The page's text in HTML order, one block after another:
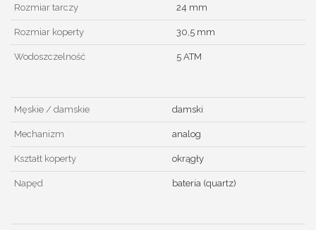
Rozmiar tarczy 24 mm
Rozmiar koperty 30,5 mm
Wodoszczelność 5 ATM
Męskie / damskie damski
Mechanizm analog
Kształt koperty okrągły
Napęd bateria (quartz)